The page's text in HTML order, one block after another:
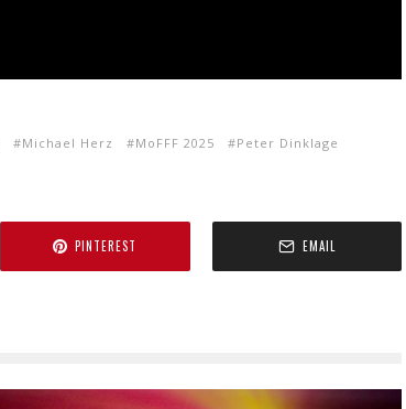
Michael Herz MoFFF 2025
Peter Dinklage
PINTEREST EMAIL